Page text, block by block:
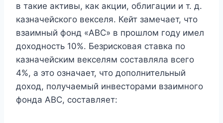
в такие активы, как акции, облигации и т. д.
казначейского векселя. Кейт замечает, что
взаимный фонд «ABC» в прошлом году имел
доходность 10%. Безрисковая ставка по
казначейским векселям составляла всего
4%, а это означает, что дополнительный
доход, получаемый инвесторами взаимного
фонда ABC, составляет: